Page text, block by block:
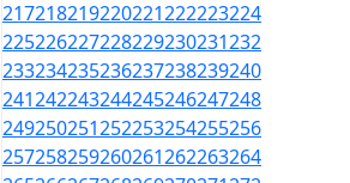
217218219220221222223224
225226227228229230231232
233234235236237238239240
241242243244245246247248
249250251252253254255256
257258259260261262263264